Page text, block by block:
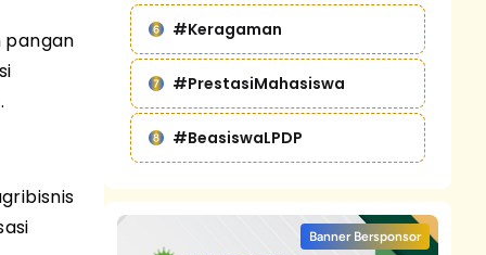
pangan
#Keragaman
#PrestasiMahasiswa
#BeasiswaLPDP
Banner Bersponsor